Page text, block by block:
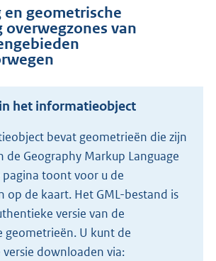
n
s
t
e
:
2
2
M
b
geometrische
overwegzones van
het informatieobject
bevat geometrieën die zijn
de Geography Markup Language
pagina toont voor u de
op de kaart. Het GML-bestand is
versie van de
geometrieën. U kunt de
downloaden via: